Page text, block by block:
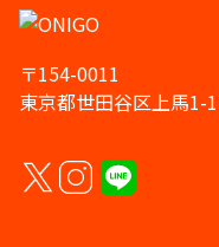
〒154-0011
東京都世田谷区上馬1-